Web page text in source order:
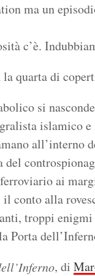
ma un
c’è.
quarta di
si
islamico
all’interno
del
ai
conto alla
troppi
Porta
, di